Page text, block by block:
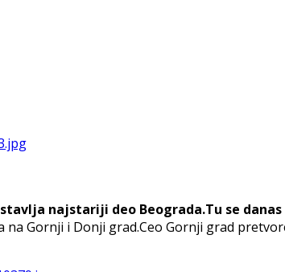
najstariji deo Beograda.Tu se
na Gornji i Donji grad.Ceo Gornji grad